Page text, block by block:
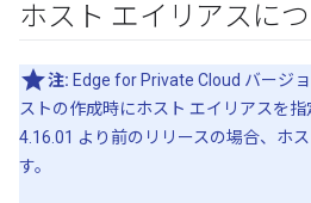
ホスト エイリアスに
注: Edge for Private Cloud バージ
ストの作成時にホスト エイリアスを指
4.16.01 より前のリリースの場合、ホ
す。